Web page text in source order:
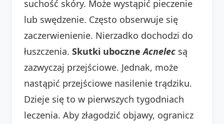
suchość skóry. Może wystąpić pieczenie
lub swędzenie. Często obserwuje się
zaczerwienienie. Nierzadko dochodzi do
łuszczenia. Skutki uboczneAcnelec są
zazwyczaj przejściowe. Jednak, może
nastąpić przejściowe nasilenie trądziku.
Dzieje się to w pierwszych tygodniach
leczenia. Aby złagodzić objawy, ogranicz